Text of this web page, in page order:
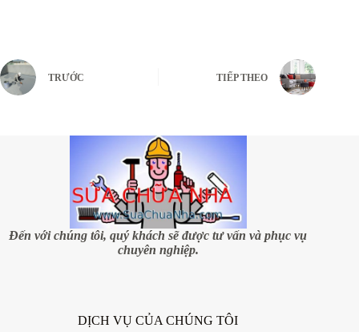
TRƯỚC TIẾP THEO
Đến với chúng tôi, quý khách sẽ được tư vấn và phục vụ
chuyên nghiệp.
DỊCH VỤ CỦA CHÚNG TÔI